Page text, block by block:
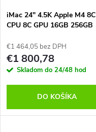
iMac 24" 4.5K Apple M4 8C
CPU 8C GPU 16GB 256GB
€1 464,05 bez DPH
€1 800,78
Skladom do 24/48 hod
DO KOŠÍKA